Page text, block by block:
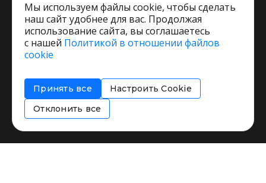
Пользовательское соглашение
Соглашение об информировании
Политика использования cookies
Мы используем файлы cookie, чтобы сделать
наш сайт удобнее для вас. Продолжая
использование сайта, вы соглашаетесь
с нашей Политикой в отношении файлов
cookie
Принять все
Настроить Cookie
Отклонить все